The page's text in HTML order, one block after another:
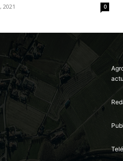
2021 0